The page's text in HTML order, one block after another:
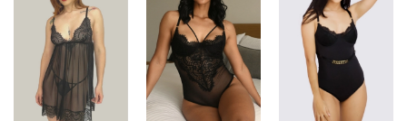
AÑADIR
A LA
LISTA
DESEOS
AÑADIR
A LA
LISTA
DE
DESEOS
AÑADIR
A LA
LISTA
DE
DESEOS